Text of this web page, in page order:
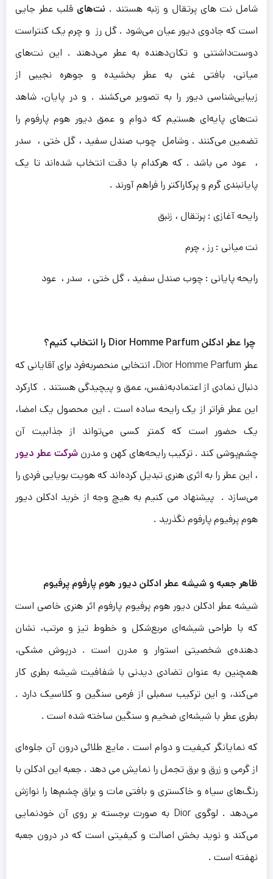
شامل نت های پرتقال و زنبه هستند . نت‌های قلب عطر جایی
است که جادوی دیور عیان می‌شود . گل رز و چرم یک کنتراست
دوست‌داشتنی و تکان‌دهنده به عطر می‌دهند . این نت‌های
میانی، بافتی غنی به عطر بخشیده و جوهره‌ نجیبی از
زیبایی‌شناسی دیور را به تصویر می‌کشند . و در پایان، شاهد
نت‌های پایه‌ای هستیم که دوام و عمق دیور هوم پارفوم را
تضمین می‌کنند . وشامل چوب صندل سفید ، گل ختی ، سدر
، عود می باشد . که هرکدام با دقت انتخاب شده‌اند تا یک
پایانبندی گرم و پرکاراکتر را فراهم آورند .
رایحه آغازی : پرتقال ، زنبق
نت میانی : رز ، چرم
رایحه پایانی : چوب صندل سفید ، گل ختی ، سدر ، عود
چرا عطر ادکلنDior Homme Parfum را انتخاب کنیم؟
عطر Dior Homme Parfum، انتخابی منحصربه‌فرد برای آقایانی که
دنبال نمادی از اعتمادبه‌نفس، عمق و پیچیدگی هستند . کارکرد
این عطر فراتر از یک رایحه ساده است . این محصول یک امضا،
یک حضور است که کمتر کسی می‌تواند از جذابیت آن
چشم‌پوشی کند . ترکیب رایحه‌های کهن و مدرن شرکت عطر دیور
، این عطر را به اثری هنری تبدیل کرده‌اند که هویت بویایی فردی را
می‌سازد . پیشنهاد می کنیم به هیچ وجه از خرید ادکلن دیور
هوم پرفیوم پارفوم نگذرید .
ظاهر جعبه و شیشه عطر ادکلن دیور هوم پارفوم پرفیوم
شیشه عطر ادکلن دیور هوم پرفیوم پارفوم اثر هنری خاصی است
که با طراحی شیشه‌ای مربع‌شکل و خطوط تیز و مرتب، نشان
دهنده‌ی شخصیتی استوار و مدرن است . درپوش مشکی،
همچنین به عنوان تضادی دیدنی با شفافیت شیشه بطری کار
می‌کند، و این ترکیب سمبلی از فرمی سنگین و کلاسیک دارد .
بطری عطر با شیشه‌ای ضخیم و سنگین ساخته شده است .
که نمایانگر کیفیت و دوام است . مایع طلائی درون آن جلوه‌ای
از گرمی و زرق و برق تجمل را نمایش می دهد . جعبه این ادکلن با
رنگ‌های سیاه و خاکستری و بافتی مات و براق چشم‌ها را نوازش
می‌دهد . لوگوی Dior به صورت برجسته بر روی آن خودنمایی
می‌کند و نوید بخش اصالت و کیفیتی است که در درون جعبه
نهفته است .